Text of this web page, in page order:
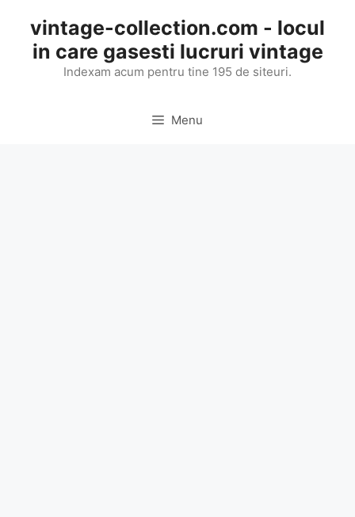
content
vintage-collection.com - locul
in care gasesti lucruri vintage
Indexam acum pentru tine 195 de siteuri.
Menu